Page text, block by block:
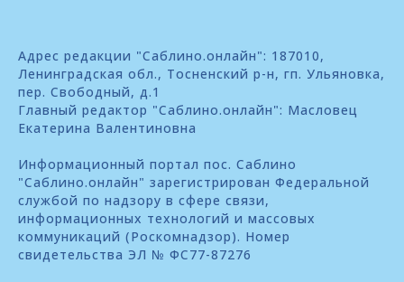
Адрес редакции "Саблино.онлайн": 187010,
Ленинградская обл., Тосненский р-н, гп. Ульяновка,
пер. Свободный, д.1
Главный редактор "Саблино.онлайн": Масловец
Екатерина Валентиновна
Информационный портал пос. Саблино
"Саблино.онлайн" зарегистрирован Федеральной
службой по надзору в сфере связи,
информационных технологий и массовых
коммуникаций (Роскомнадзор). Номер
свидетельства ЭЛ № ФС77-87276